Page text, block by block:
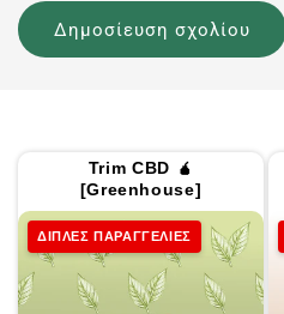
Trim CBD 🧉
[Greenhouse]
ΔΙΠΛΕΣ ΠΑΡΑΓΓΕΛΙΕΣ